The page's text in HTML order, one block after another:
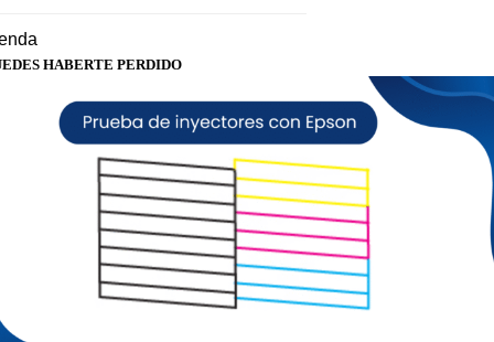
HABERTE PERDIDO